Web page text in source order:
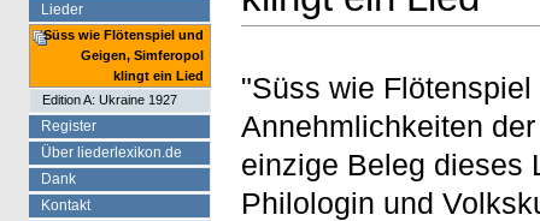
"Süss wie
Annehmlichkeiten
einzige Beleg dieses
Philologin und
Lieder
Süss wie Flötenspiel und
Geigen, Simferopol
klingt ein Lied
Edition A: Ukraine 1927
Register
Über liederlexikon.de
Dank
Kontakt